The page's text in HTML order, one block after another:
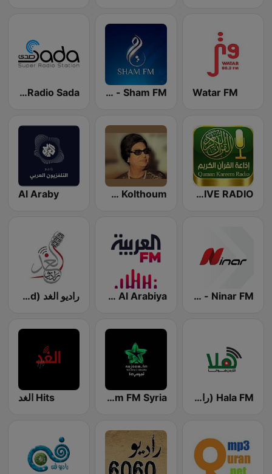
Watar FM Sham FM - إذاعة شام إف إم Radio Sada (راديو صدى)
QURAN LIVE RADIO Umm Kolthoum راديو أم كلثوم Al Araby
Ninar FM - نينار اف ام Al Arabiya (العربية FM) راديو الغد (Radio Alghad)
Hala FM (راديو هلا) Nojoom FM Syria نجوم اف ام سوريا Hits الغد